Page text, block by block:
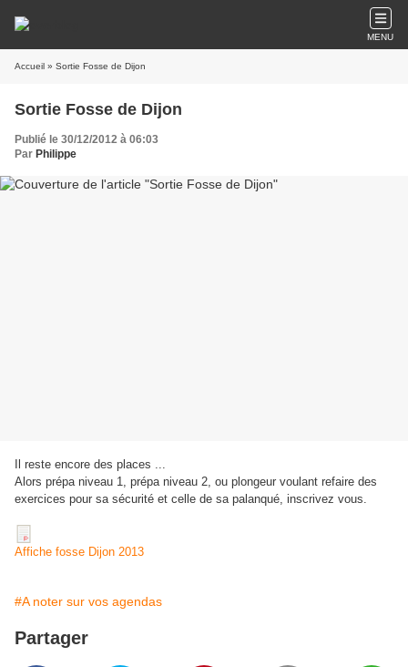
MENU
Accueil » Sortie Fosse de Dijon
Sortie Fosse de Dijon
Publié le 30/12/2012 à 06:03
Par Philippe
Il reste encore des places ...
Alors prépa niveau 1, prépa niveau 2, ou plongeur voulant refaire des
exercices pour sa sécurité et celle de sa palanqué, inscrivez vous.
Affiche fosse Dijon 2013
#A noter sur vos agendas
Partager